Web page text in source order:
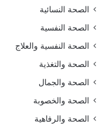
الصحة النسائية
الصحة النفسية
الصحة النفسية والعلاج
الصحة والتغذية
الصحة والجمال
الصحة والخصوبة
الصحة والرفاهية